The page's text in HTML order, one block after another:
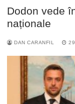
Caută
după:
Dodon vede
naționale
DAN CARANFIL